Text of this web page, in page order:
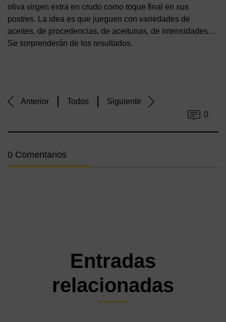
oliva virgen extra en crudo como toque final en sus
postres. La idea es que jueguen con variedades de
aceites, de procedencias, de aceitunas, de intensidades…
Se sorprenderán de los resultados.
Anterior Todos
Siguiente
0
0 Comentarios
Entradas
relacionadas